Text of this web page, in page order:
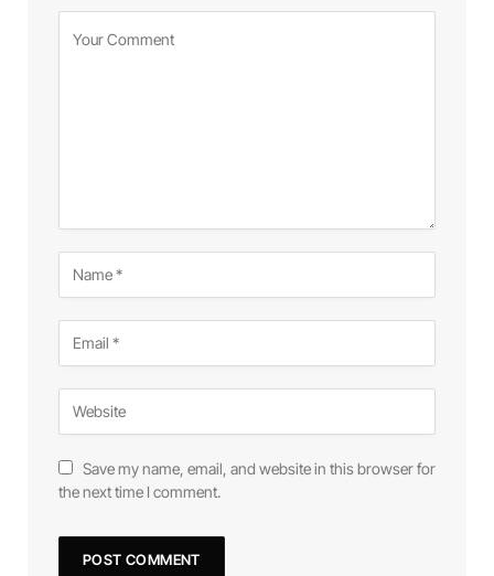
Save my name, email, and website in this browser for
the next time I comment.